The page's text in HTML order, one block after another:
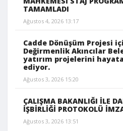
TAMAMLADI
Ağustos 4, 2026 13:17
Cadde Dönüşüm Projesi
Değirmenlik Akıncılar
yatırım projelerini
ediyor.
Ağustos 3, 2026 15:20
ÇALIŞMA BAKANLIĞI İLE
İŞBİRLİĞİ PROTOKOLÜ
Ağustos 3, 2026 13:51